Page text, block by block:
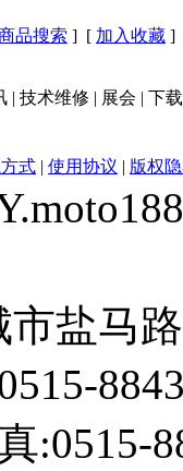
品搜索 ] [ 加入收藏 ]
| 技术维修 | 展会 | 下载
式 | 使用协议 | 版权
盐马
:0515-